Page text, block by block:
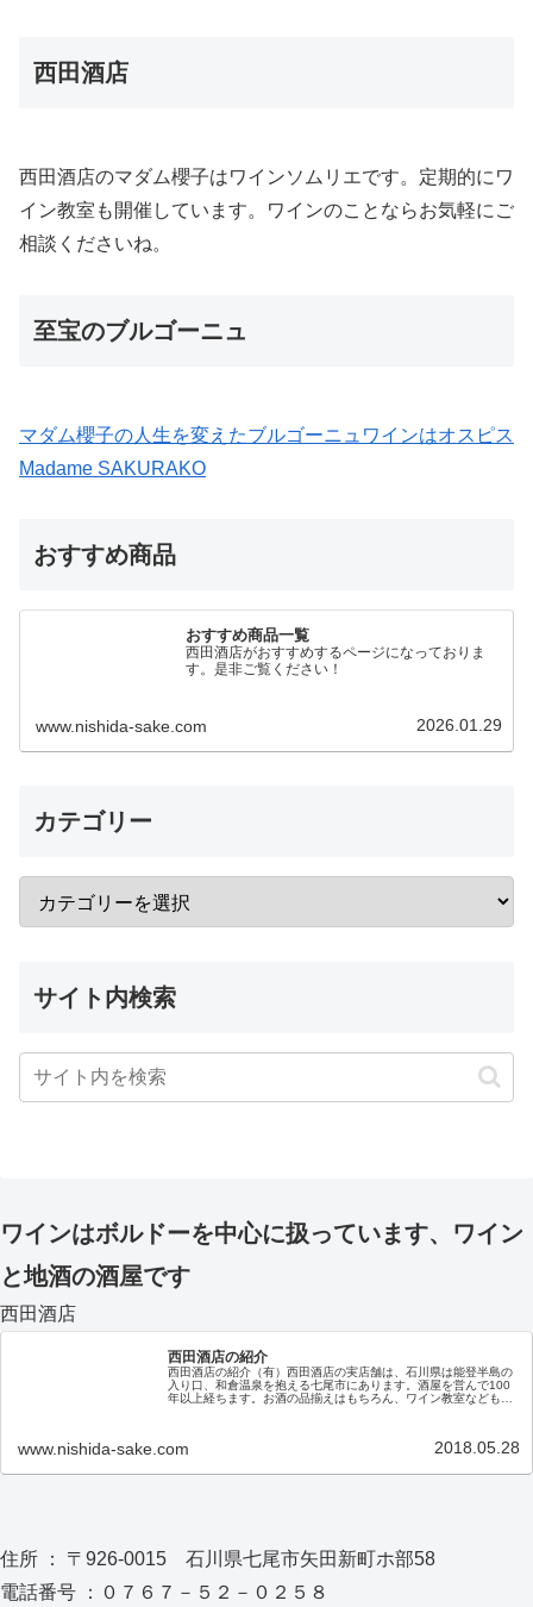
西田酒店
西田酒店のマダム櫻子はワインソムリエです。定期的にワ
イン教室も開催しています。ワインのことならお気軽にご
相談くださいね。
至宝のブルゴーニュ
マダム櫻子の人生を変えたブルゴーニュワインはオスピス
Madame SAKURAKO
おすすめ商品
おすすめ商品一覧
西田酒店がおすすめするページになっておりま
す。是非ご覧ください！
www.nishida-sake.com 2026.01.29
カテゴリー
サイト内検索
ワインはボルドーを中心に扱っています、ワイン
と地酒の酒屋です
西田酒店
西田酒店の紹介
西田酒店の紹介（有）西田酒店の実店舗は、石川県は能登半島の
入り口、和倉温泉を抱える七尾市にあります。酒屋を営んで100
年以上経ちます。お酒の品揃えはもちろん、ワイン教室なども随
www.nishida-sake.com 2018.05.28
住所 ： 〒926-0015 石川県七尾市矢田新町ホ部58
電話番号 ：０７６７－５２－０２５８